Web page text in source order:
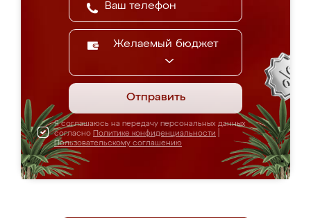
Желаемый бюджет
Отправить
Я соглашаюсь на передачу персональных данных
согласно Политике конфиденциальности
Пользовательскому соглашению